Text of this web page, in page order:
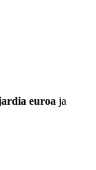
euroa ja